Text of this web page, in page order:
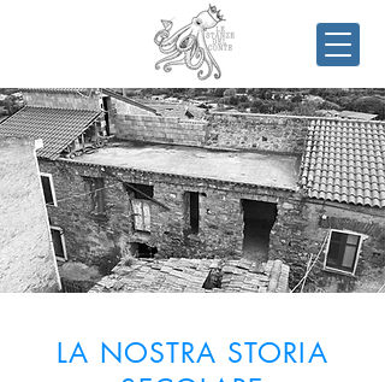
LA NOSTRA STORIA